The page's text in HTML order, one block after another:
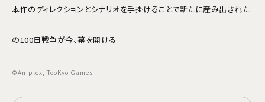
本作のディレクションとシナリオを手掛けることで新たに産み出された
の100日戦争が今、幕を開ける――
©Aniplex, TooKyo Games